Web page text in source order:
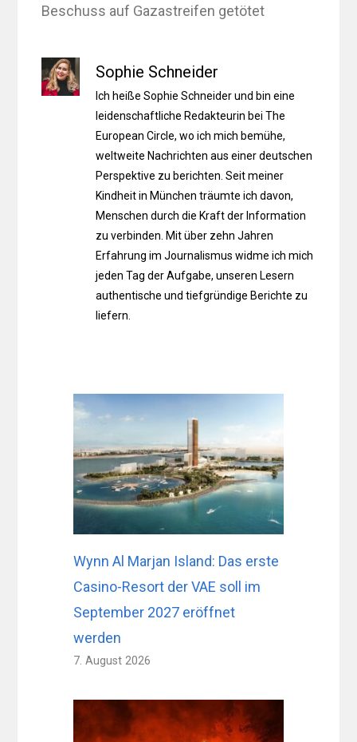
Beschuss auf Gazastreifen getötet
Sophie Schneider
Ich heiße Sophie Schneider und bin eine
leidenschaftliche Redakteurin bei The
European Circle, wo ich mich bemühe,
weltweite Nachrichten aus einer deutschen
Perspektive zu berichten. Seit meiner
Kindheit in München träumte ich davon,
Menschen durch die Kraft der Information
zu verbinden. Mit über zehn Jahren
Erfahrung im Journalismus widme ich mich
jeden Tag der Aufgabe, unseren Lesern
authentische und tiefgründige Berichte zu
liefern.
Wynn Al Marjan Island: Das erste
Casino-Resort der VAE soll im
September 2027 eröffnet
werden
7. August 2026